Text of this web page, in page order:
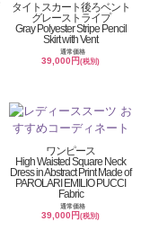
タイトスカート後ろベント
グレーストライプ
Gray Polyester Stripe Pencil
Skirt with Vent
通常価格
39,000円(税別)
ワンピース
High Waisted Square Neck
Dress in Abstract Print Made of
PAROLARI EMILIO PUCCI
Fabric
通常価格
39,000円(税別)